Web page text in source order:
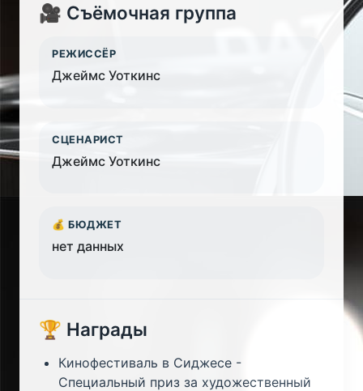
🎥 Съёмочная группа
РЕЖИССЁР
Джеймс Уоткинс
СЦЕНАРИСТ
Джеймс Уоткинс
💰 БЮДЖЕТ
нет данных
🏆 Награды
Кинофестиваль в Сиджесе -
Специальный приз за художественный